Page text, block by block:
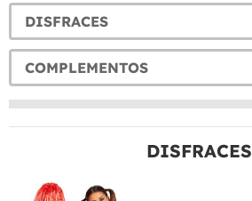
DISFRACES
COMPLEMENTOS
DISFRACES